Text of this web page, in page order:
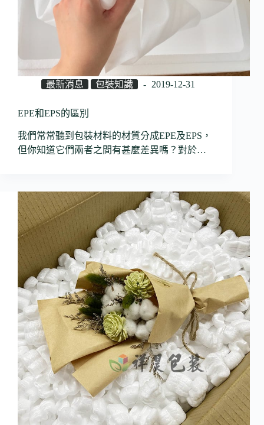
最新消息 包裝知識 2019-12-31
EPE和EPS的區別
我們常常聽到包裝材料的材質分成EPE及EPS，
但你知道它們兩者之間有甚麼差異嗎？對於…